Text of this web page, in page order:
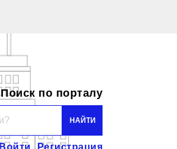
Поиск по порталу
Войти Регистрация